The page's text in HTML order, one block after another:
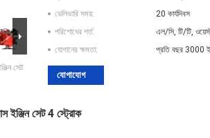
সেট
ডেলিভারি সময়:
20 কার্যদিবস
পরিশোধের শর্ত:
এল/সি, টি/টি,
যোগানের ক্ষমতা:
প্রতি বছর 3000
যোগাযোগ
ইঞ্জিন সেট 4 স্ট্রোক